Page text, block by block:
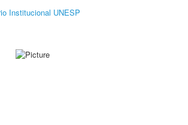
Institucional UNESP